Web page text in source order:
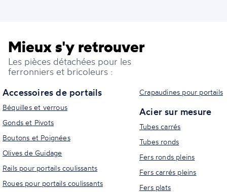
Mieux s'y retrouver
Les pièces détachées pour les
ferronniers et bricoleurs :
Accessoires de portails
Béquilles et verrous
Gonds et Pivots
Boutons et Poignées
Olives de Guidage
Rails pour portails coulissants
Roues pour portails coulissants
Crapaudines pour portails
Acier sur mesure
Tubes carrés
Tubes ronds
Fers ronds pleins
Fers carrés pleins
Fers plats